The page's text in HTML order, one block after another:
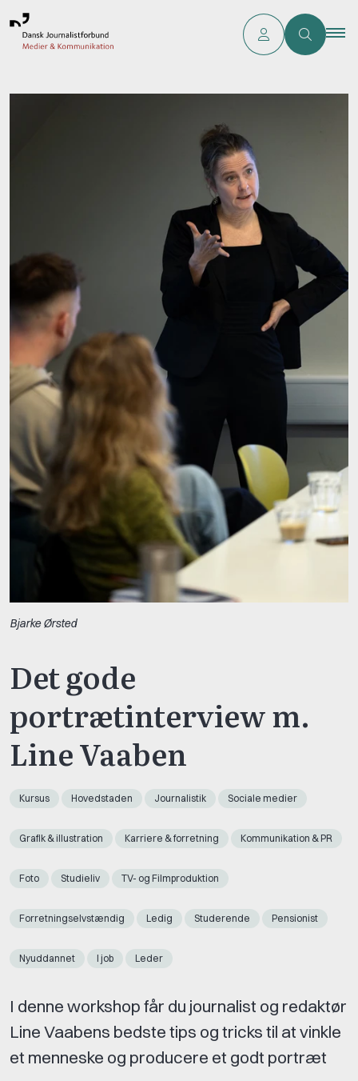
Bjarke Ørsted
Det gode
portrætinterview m.
Line Vaaben
Kursus Hovedstaden Journalistik Sociale medier
Grafik & illustration Karriere & forretning Kommunikation & PR
Foto Studieliv TV- og Filmproduktion
Forretningselvstændig Ledig Studerende Pensionist
Nyuddannet I job Leder
I denne workshop får du journalist og redaktør
Line Vaabens bedste tips og tricks til at vinkle
et menneske og producere et godt portræt